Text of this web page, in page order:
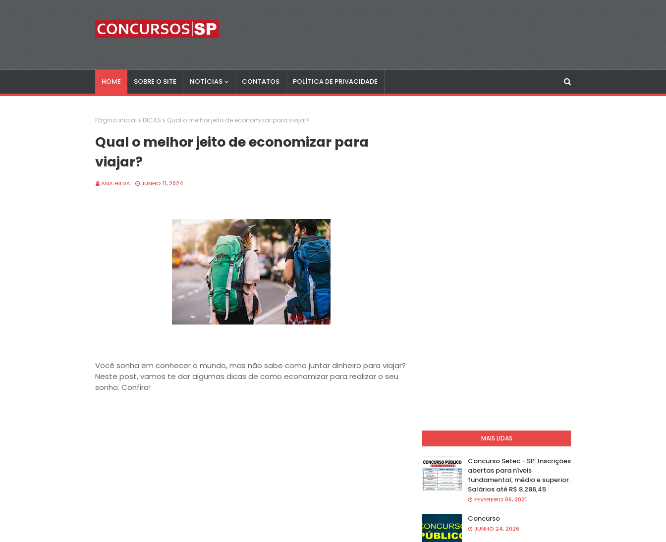
HOME SOBRE O SITE NOTÍCIAS CONTATOS POLÍTICA DE PRIVACIDADE
Página inicial DICAS Qual o melhor jeito de economizar para viajar?
Qual o melhor jeito de economizar para
viajar?
ANA HILDA JUNHO 11, 2024
Você sonha em conhecer o mundo, mas não sabe como juntar dinheiro para viajar?
Neste post, vamos te dar algumas dicas de como economizar para realizar o seu
sonho. Confira!
MAIS LIDAS
Concurso Setec - SP: Inscrições
abertas para níveis
fundamental, médio e superior.
Salários até R$ 8.286,45
FEVEREIRO 06, 2021
Concurso
JUNHO 24, 2026